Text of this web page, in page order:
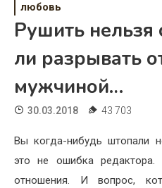
Дом
Жизнь
Хобби
Красота
Недвижимость
любовь
Рушить нельзя
ли разрывать
мужчиной…
30.03.2018 43 703
Вы когда-нибудь штопали
это не ошибка редактора.
отношения. И вопрос,